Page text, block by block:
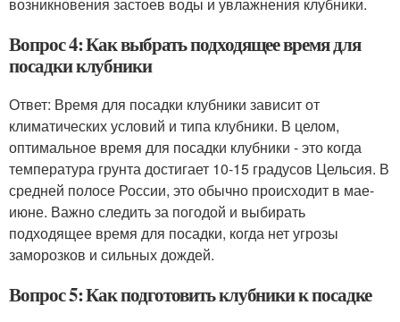
Вопрос 4: Как выбрать подходящее время для
посадки клубники
Ответ: Время для посадки клубники зависит от
климатических условий и типа клубники. В целом,
оптимальное время для посадки клубники - это когда
температура грунта достигает 10-15 градусов Цельсия. В
средней полосе России, это обычно происходит в мае-
июне. Важно следить за погодой и выбирать
подходящее время для посадки, когда нет угрозы
заморозков и сильных дождей.
Вопрос 5: Как подготовить клубники к посадке